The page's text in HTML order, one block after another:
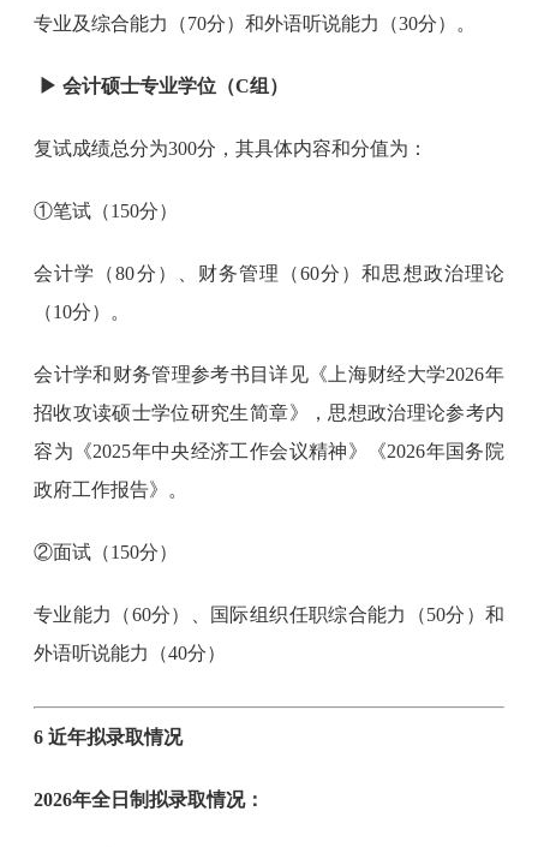
专业及综合能力（70分）和外语听说能力（30分）。
▶会计硕士专业学位（C组）
复试成绩总分为300分，其具体内容和分值为：
①笔试（150分）
会计学（80分）、财务管理（60分）和思想政治理论
（10分）。
会计学和财务管理参考书目详见《上海财经大学2026年
招收攻读硕士学位研究生简章》，思想政治理论参考内
容为《2025年中央经济工作会议精神》《2026年国务院
政府工作报告》。
②面试（150分）
专业能力（60分）、国际组织任职综合能力（50分）和
外语听说能力（40分）
6 近年拟录取情况
2026年全日制拟录取情况：